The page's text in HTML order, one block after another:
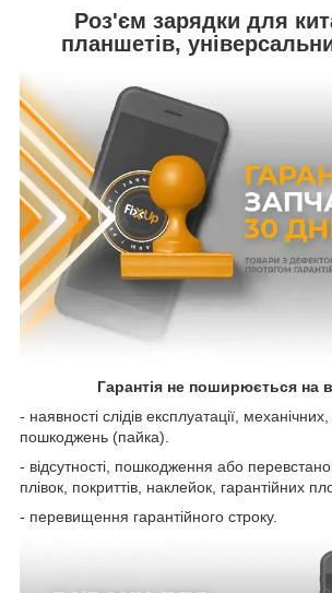
Роз'єм зарядки для
планшетів,
Гарантія не поширюється на
- наявності слідів експлуатації,
пошкоджень (пайка).
- відсутності, пошкодження або
плівок, покриттів, наклейок, гарантійних
- перевищення гарантійного строку.